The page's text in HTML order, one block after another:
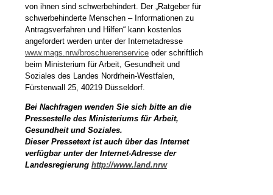
von ihnen sind schwerbehindert. Der „Ratgeber für
schwerbehinderte Menschen – Informationen zu
Antragsverfahren und Hilfen“ kann kostenlos
angefordert werden unter der Internetadresse
www.mags.nrw/broschuerenservice oder schriftlich
beim Ministerium für Arbeit, Gesundheit und
Soziales des Landes Nordrhein-Westfalen,
Fürstenwall 25, 40219 Düsseldorf.
Bei Nachfragen wenden Sie sich bitte an die
Pressestelle des Ministeriums für Arbeit,
Gesundheit und Soziales.
Dieser Pressetext ist auch über das Internet
verfügbar unter der Internet-Adresse der
Landesregierung http://www.land.nrw